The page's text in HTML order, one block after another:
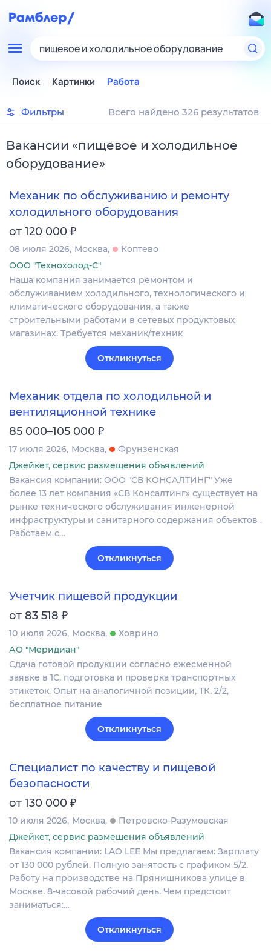
пищевое и холодильное оборудование
Поиск Картинки Работа
Фильтры Всего найдено 326 результатов
Вакансии «пищевое и холодильное
оборудование»
Механик по обслуживанию и ремонту
холодильного оборудования
от 120 000 ₽
08 июля 2026 Москва
Коптево
ООО "Технохолод-С"
Наша компания занимается ремонтом и
обслуживанием холодильного, технологического и
климатического оборудования, а также
строительными работами в сетевых продуктовых
магазинах. Требуется механик/техник
Откликнуться
Механик отдела по холодильной и
вентиляционной технике
85 000–105 000 ₽
17 июля 2026 Москва
Фрунзенская
Джейкет, сервис размещения объявлений
Вакансия компании: ООО "СВ КОНСАЛТИНГ" Уже
более 13 лет компания «СВ Консалтинг» существует на
рынке технического обслуживания инженерной
инфраструктуры и санитарного содержания объектов .
Работаем с…
Откликнуться
Учетчик пищевой продукции
от 83 518 ₽
10 июля 2026 Москва
Ховрино
АО "Меридиан"
Сдача готовой продукции согласно ежесменной
заявке в 1С, подготовка и проверка транспортных
этикеток. Опыт на аналогичной позиции, ТК, 2/2,
бесплатное питание
Откликнуться
Специалист по качеству и пищевой
безопасности
от 130 000 ₽
10 июля 2026 Москва
Петровско-Разумовская
Джейкет, сервис размещения объявлений
Вакансия компании: LAO LEE Мы предлагаем: Зарплату
от 130 000 рублей. Полную занятость с графиком 5/2.
Работу на производстве на Прянишникова улице в
Москве. 8-часовой рабочий день. Чем предстоит
заниматься:…
Откликнуться